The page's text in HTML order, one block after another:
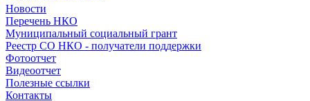
Новости
Перечень НКО
Муниципальный социальный грант
Реестр СО НКО - получатели поддержки
Фотоотчет
Видеоотчет
Полезные ссылки
Контакты